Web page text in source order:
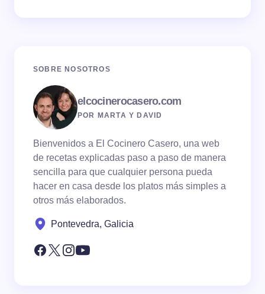
SOBRE NOSOTROS
elcocinerocasero.com
POR MARTA Y DAVID
Bienvenidos a El Cocinero Casero, una web
de recetas explicadas paso a paso de manera
sencilla para que cualquier persona pueda
hacer en casa desde los platos más simples a
otros más elaborados.
Pontevedra, Galicia